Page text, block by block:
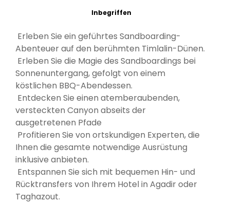
Inbegriffen
Erleben Sie ein geführtes Sandboarding-
Abenteuer auf den berühmten Timlalin-Dünen.
Erleben Sie die Magie des Sandboardings bei
Sonnenuntergang, gefolgt von einem
köstlichen BBQ-Abendessen.
Entdecken Sie einen atemberaubenden,
versteckten Canyon abseits der
ausgetretenen Pfade
Profitieren Sie von ortskundigen Experten, die
Ihnen die gesamte notwendige Ausrüstung
inklusive anbieten.
Entspannen Sie sich mit bequemen Hin- und
Rücktransfers von Ihrem Hotel in Agadir oder
Taghazout.